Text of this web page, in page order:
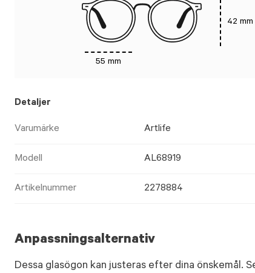
55 mm
42 mm
Detaljer
Varumärke Artlife
Modell AL68919
Artikelnummer 2278884
Anpassningsalternativ
Dessa glasögon kan justeras efter dina önskemål.